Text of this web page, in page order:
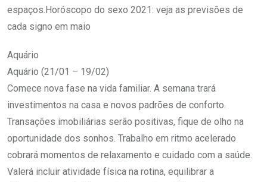
espaços.Horóscopo do sexo 2021: veja as previsões de
cada signo em maio
Aquário
Aquário (21/01 – 19/02)
Comece nova fase na vida familiar. A semana trará
investimentos na casa e novos padrões de conforto.
Transações imobiliárias serão positivas, fique de olho na
oportunidade dos sonhos. Trabalho em ritmo acelerado
cobrará momentos de relaxamento e cuidado com a saúde.
Valerá incluir atividade física na rotina, equilibrar a